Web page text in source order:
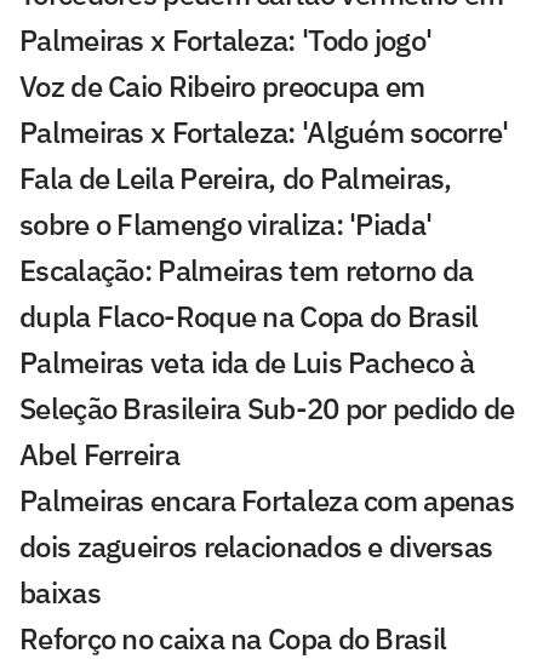
Palmeiras x Fortaleza: 'Todo jogo'
Voz de Caio Ribeiro preocupa em
Palmeiras x Fortaleza: 'Alguém socorre'
Fala de Leila Pereira, do Palmeiras,
sobre o Flamengo viraliza: 'Piada'
Escalação: Palmeiras tem retorno da
dupla Flaco-Roque na Copa do Brasil
Palmeiras veta ida de Luis Pacheco à
Seleção Brasileira Sub-20 por pedido de
Abel Ferreira
Palmeiras encara Fortaleza com apenas
dois zagueiros relacionados e diversas
baixas
Reforço no caixa na Copa do Brasil